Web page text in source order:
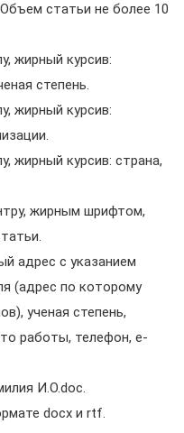
статьи не более 10
жирный курсив:
степень.
жирный курсив:
жирный курсив: страна,
жирным шрифтом,
адрес с указанием
(адрес по которому
ученая степень,
работы, телефон, e-
И.О.doc.
docx и rtf.